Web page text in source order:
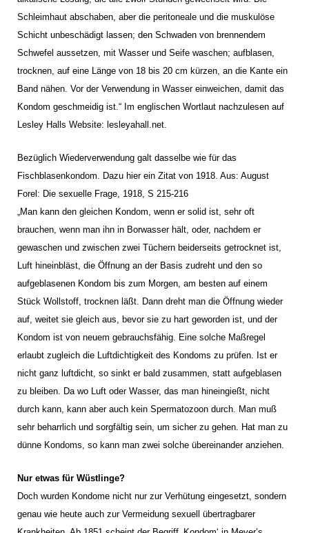
Schleimhaut abschaben, aber die peritoneale und die muskulöse
Schicht unbeschädigt lassen; den Schwaden von brennendem
Schwefel aussetzen, mit Wasser und Seife waschen; aufblasen,
trocknen, auf eine Länge von 18 bis 20 cm kürzen, an die Kante ein
Band nähen. Vor der Verwendung in Wasser einweichen, damit das
Kondom geschmeidig ist.“ Im englischen Wortlaut nachzulesen auf
Lesley Halls Website: lesleyahall.net.
Bezüglich Wiederverwendung galt dasselbe wie für das
Fischblasenkondom. Dazu hier ein Zitat von 1918. Aus: August
Forel: Die sexuelle Frage, 1918, S 215-216
„Man kann den gleichen Kondom, wenn er solid ist, sehr oft
brauchen, wenn man ihn in Borwasser hält, oder, nachdem er
gewaschen und zwischen zwei Tüchern beiderseits getrocknet ist,
Luft hineinbläst, die Öffnung an der Basis zudreht und den so
aufgeblasenen Kondom bis zum Morgen, am besten auf einem
Stück Wollstoff, trocknen läßt. Dann dreht man die Öffnung wieder
auf, weitet sie gleich aus, bevor sie zu hart geworden ist, und der
Kondom ist von neuem gebrauchsfähig. Eine solche Maßregel
erlaubt zugleich die Luftdichtigkeit des Kondoms zu prüfen. Ist er
nicht ganz luftdicht, so sinkt er bald zusammen, statt aufgeblasen
zu bleiben. Da wo Luft oder Wasser, das man hineingießt, nicht
durch kann, kann aber auch kein Spermatozoon durch. Man muß
sehr beharrlich und sorgfältig sein, um sicher zu gehen. Hat man zu
dünne Kondoms, so kann man zwei solche übereinander anziehen.
Nur etwas für Wüstlinge?
Doch wurden Kondome nicht nur zur Verhütung eingesetzt, sondern
genau wie heute auch zur Vermeidung sexuell übertragbarer